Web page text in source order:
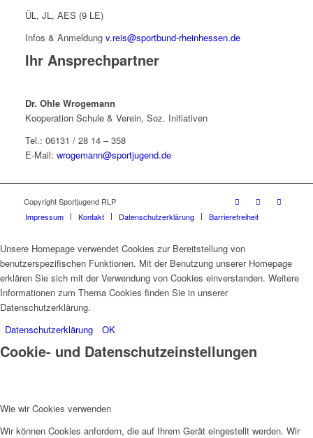
ÜL, JL, AES (9 LE)
Infos & Anmeldung v.reis@sportbund-rheinhessen.de
Ihr Ansprechpartner
Dr. Ohle Wrogemann
Kooperation Schule & Verein, Soz. Initiativen
Tel.: 06131 / 28 14 – 358
E-Mail: wrogemann@sportjugend.de
Copyright Sportjugend RLP
Impressum
Kontakt Datenschutzerklärung Barrierefreiheit
Unsere Homepage verwendet Cookies zur Bereitstellung von
benutzerspezifischen Funktionen. Mit der Benutzung unserer Homepage
erklären Sie sich mit der Verwendung von Cookies einverstanden. Weitere
Informationen zum Thema Cookies finden Sie in unserer
Datenschutzerklärung.
Datenschutzerklärung
OK
Cookie- und Datenschutzeinstellungen
Wie wir Cookies verwenden
Wir können Cookies anfordern, die auf Ihrem Gerät eingestellt werden. Wir